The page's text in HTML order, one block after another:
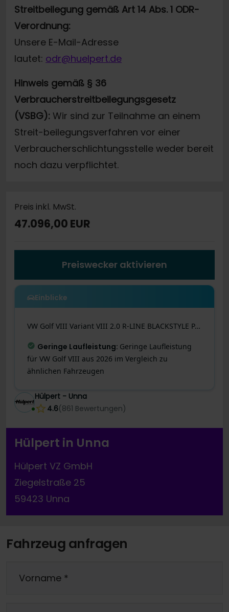
Streitbeilegung gemäß Art 14 Abs. 1 ODR-
Verordnung:
Unsere E-Mail-Adresse
lautet: odr@huelpert.de
Hinweis gemäß § 36
Verbraucherstreitbeilegungsgesetz
(VSBG): Wir sind zur Teilnahme an einem
Streit-beilegungsverfahren vor einer
Verbraucherschlichtungsstelle weder bereit
noch dazu verpflichtet.
Preis inkl. MwSt.
47.096,00 EUR
Preiswecker aktivieren
Einblicke
VW Golf VIII Variant VIII 2.0 R-LINE BLACKSTYLE PANO CAM
Letzte Preisänderung Dieses Angebot ist
noch besser geworden! Der Preis wurde heute um
128 € reduziert!
Hülpert - Unna
4.6(861 Bewertungen)
Hülpert in Unna
Hülpert VZ GmbH
Ziegelstraße 25
59423 Unna
Fahrzeug anfragen
Vorname *